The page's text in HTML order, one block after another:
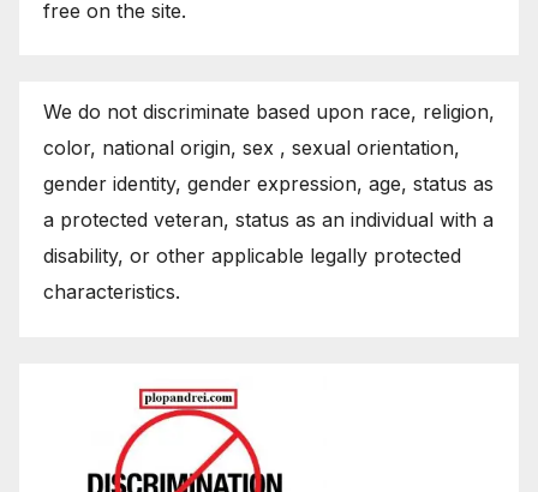
free on the site.
We do not discriminate based upon race, religion,
color, national origin, sex , sexual orientation,
gender identity, gender expression, age, status as
a protected veteran, status as an individual with a
disability, or other applicable legally protected
characteristics.